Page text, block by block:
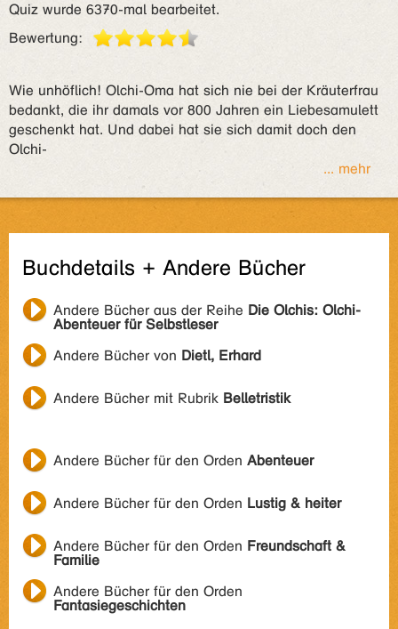
Quiz wurde 6370-mal bearbeitet.
Bewertung:
Wie unhöflich! Olchi-Oma hat sich nie bei der Kräuterfrau
bedankt, die ihr damals vor 800 Jahren ein Liebesamulett
geschenkt hat. Und dabei hat sie sich damit doch den
Olchi-
... mehr
Buchdetails + Andere Bücher
Andere Bücher aus der Reihe Die Olchis: Olchi-
Abenteuer für Selbstleser
Andere Bücher von Dietl, Erhard
Andere Bücher mit Rubrik Belletristik
Andere Bücher für den Orden Abenteuer
Andere Bücher für den Orden Lustig & heiter
Andere Bücher für den Orden Freundschaft &
Familie
Andere Bücher für den Orden
Fantasiegeschichten